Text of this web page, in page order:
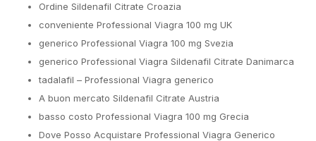
Ordine Sildenafil Citrate Croazia
conveniente Professional Viagra 100 mg UK
generico Professional Viagra 100 mg Svezia
generico Professional Viagra Sildenafil Citrate Danimarca
tadalafil – Professional Viagra generico
A buon mercato Sildenafil Citrate Austria
basso costo Professional Viagra 100 mg Grecia
Dove Posso Acquistare Professional Viagra Generico